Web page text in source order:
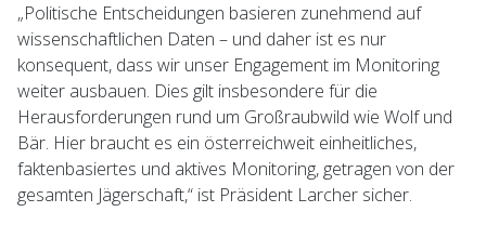
„Politische Entscheidungen basieren zunehmend auf
wissenschaftlichen Daten – und daher ist es nur
konsequent, dass wir unser Engagement im Monitoring
weiter ausbauen. Dies gilt insbesondere für die
Herausforderungen rund um Großraubwild wie Wolf und
Bär. Hier braucht es ein österreichweit einheitliches,
faktenbasiertes und aktives Monitoring, getragen von der
gesamten Jägerschaft,“ ist Präsident Larcher sicher.